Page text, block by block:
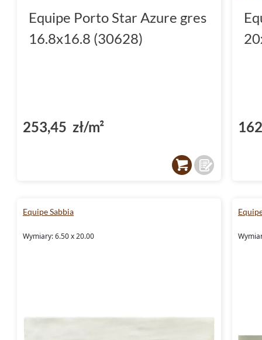
Equipe Porto Star Azure gres
16.8x16.8 (30628)
253,45 zł/m²
Equipe Sabbia
Wymiary: 6.50 x 20.00